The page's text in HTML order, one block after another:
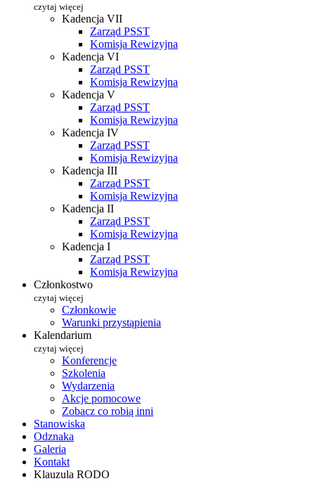
czytaj więcej
Kadencja VII
Zarząd PSST
Komisja Rewizyjna
Kadencja VI
Zarząd PSST
Komisja Rewizyjna
Kadencja V
Zarząd PSST
Komisja Rewizyjna
Kadencja IV
Zarząd PSST
Komisja Rewizyjna
Kadencja III
Zarząd PSST
Komisja Rewizyjna
Kadencja II
Zarząd PSST
Komisja Rewizyjna
Kadencja I
Zarząd PSST
Komisja Rewizyjna
Członkostwo
czytaj więcej
Członkowie
Warunki przystąpienia
Kalendarium
czytaj więcej
Konferencje
Szkolenia
Wydarzenia
Akcje pomocowe
Zobacz co robią inni
Stanowiska
Odznaka
Galeria
Kontakt
Klauzula RODO